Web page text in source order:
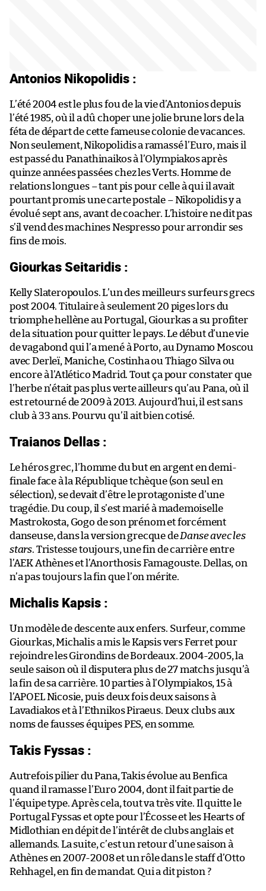
Antonios Nikopolidis :
L’été 2004 est le plus fou de la vie d’Antonios depuis
l’été 1985, où il a dû choper une jolie brune lors de la
féta de départ de cette fameuse colonie de vacances.
Non seulement, Nikopolidis a ramassé l’Euro, mais il
est passé du Panathinaikos à l’Olympiakos après
quinze années passées chez les Verts. Homme de
relations longues – tant pis pour celle à qui il avait
pourtant promis une carte postale – Nikopolidis y a
évolué sept ans, avant de coacher. L’histoire ne dit pas
s’il vend des machines Nespresso pour arrondir ses
fins de mois.
Giourkas Seitaridis :
Kelly Slateropoulos. L’un des meilleurs surfeurs grecs
post 2004. Titulaire à seulement 20 piges lors du
triomphe hellène au Portugal, Giourkas a su profiter
de la situation pour quitter le pays. Le début d’une vie
de vagabond qui l’a mené à Porto, au Dynamo Moscou
avec Derleï, Maniche, Costinha ou Thiago Silva ou
encore à l’Atlético Madrid. Tout ça pour constater que
l’herbe n’était pas plus verte ailleurs qu’au Pana, où il
est retourné de 2009 à 2013. Aujourd’hui, il est sans
club à 33 ans. Pourvu qu’il ait bien cotisé.
Traianos Dellas :
Le héros grec, l’homme du but en argent en demi-
finale face à la République tchèque (son seul en
sélection), se devait d’être le protagoniste d’une
tragédie. Du coup, il s’est marié à mademoiselle
Mastrokosta, Gogo de son prénom et forcément
danseuse, dans la version grecque deDanse avec les
stars. Tristesse toujours, une fin de carrière entre
l’AEK Athènes et l’Anorthosis Famagouste. Dellas, on
n’a pas toujours la fin que l’on mérite.
Michalis Kapsis :
Un modèle de descente aux enfers. Surfeur, comme
Giourkas, Michalis a mis le Kapsis vers Ferret pour
rejoindre les Girondins de Bordeaux. 2004-2005, la
seule saison où il disputera plus de 27 matchs jusqu’à
la fin de sa carrière. 10 parties à l’Olympiakos, 15 à
l’APOEL Nicosie, puis deux fois deux saisons à
Lavadiakos et à l’Ethnikos Piraeus. Deux clubs aux
noms de fausses équipes PES, en somme.
Takis Fyssas :
Autrefois pilier du Pana, Takis évolue au Benfica
quand il ramasse l’Euro 2004, dont il fait partie de
l’équipe type. Après cela, tout va très vite. Il quitte le
Portugal Fyssas et opte pour l’Écosse et les Hearts of
Midlothian en dépit de l’intérêt de clubs anglais et
allemands. La suite, c’est un retour d’une saison à
Athènes en 2007-2008 et un rôle dans le staff d’Otto
Rehhagel, en fin de mandat. Qui a dit piston ?